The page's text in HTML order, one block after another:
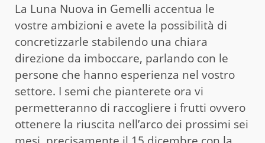
La Luna Nuova in Gemelli accentua le
vostre ambizioni e avete la possibilità di
concretizzarle stabilendo una chiara
direzione da imboccare, parlando con le
persone che hanno esperienza nel vostro
settore. I semi che pianterete ora vi
permetteranno di raccogliere i frutti ovvero
ottenere la riuscita nell’arco dei prossimi sei